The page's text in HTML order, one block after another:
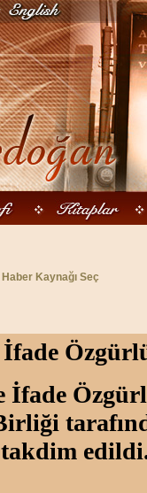
Haber Kaynağı Seç
İfade
İfade